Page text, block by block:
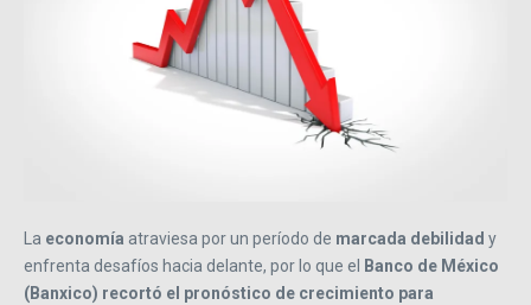
La economía atraviesa por un período de marcada debilidad y
enfrenta desafíos hacia delante, por lo que el
Banco de México
(Banxico) recortó el pronóstico de crecimiento para